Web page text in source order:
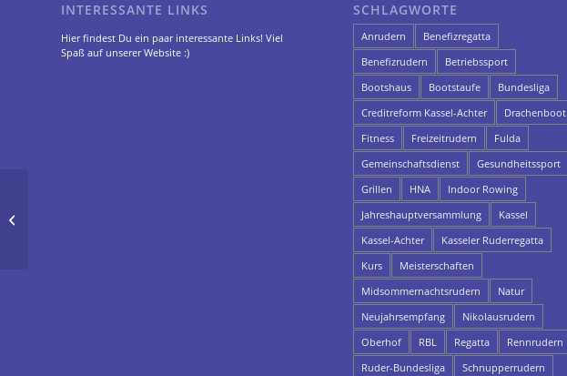
INTERESSANTE LINKS
Hier findest Du ein paar interessante Links! Viel
Spaß auf unserer Website :)
SCHLAGWORTE
Anrudern
Benefizregatta
Benefizrudern
Betriebssport
Bootshaus
Bootstaufe
Bundesliga
Creditreform Kassel-Achter
Drachenboot
Fitness
Freizeitrudern
Fulda
Gemeinschaftsdienst
Gesundheitssport
Grillen
HNA
Indoor Rowing
Jahreshauptversammlung
Kassel
Kassel-Achter
Kasseler Ruderregatta
Kurs
Meisterschaften
Midsommernachtsrudern
Natur
Neujahrsempfang
Nikolausrudern
Oberhof
RBL Regatta
Rennrudern
Ruder-Bundesliga
Schnupperrudern